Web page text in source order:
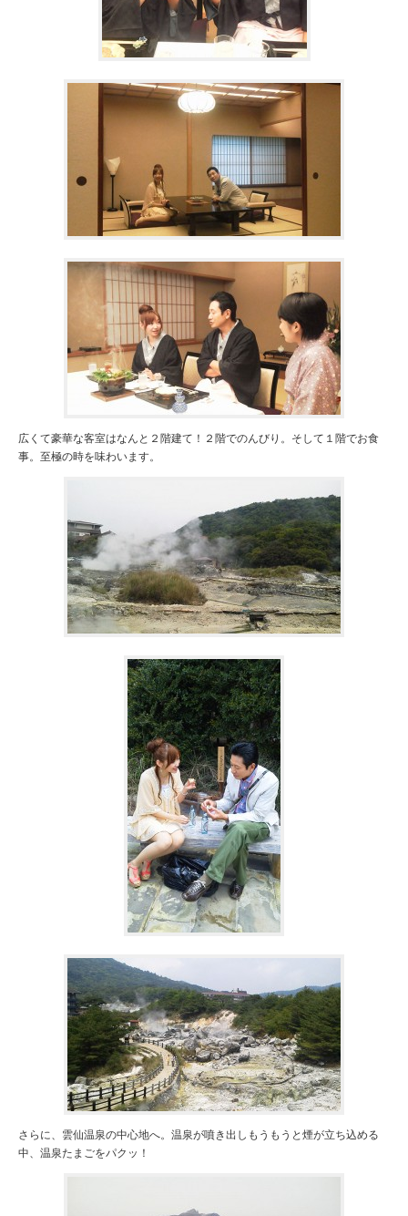
広くて豪華な客室はなんと２階建て！２階でのんびり。そして１階でお食
事。至極の時を味わいます。
さらに、雲仙温泉の中心地へ。温泉が噴き出しもうもうと煙が立ち込める
中、温泉たまごをパクッ！